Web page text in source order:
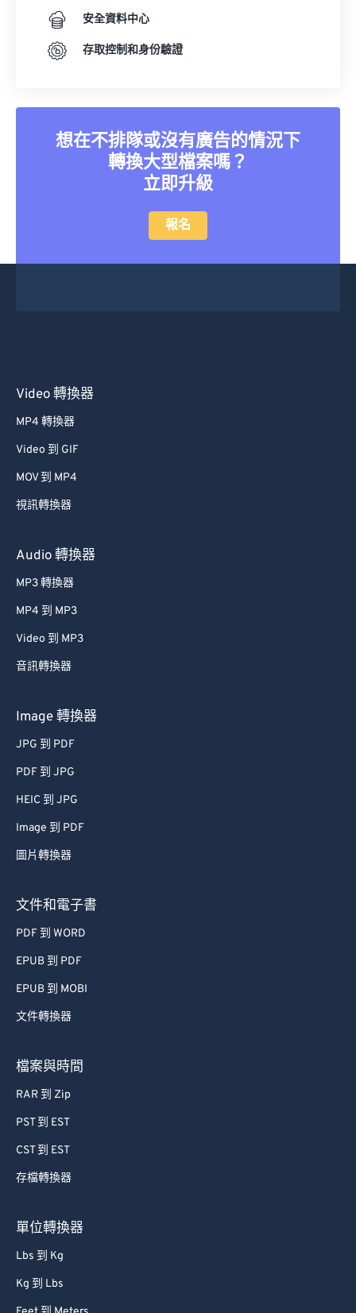
安全資料中心
存取控制和身份驗證
想在不排隊或沒有廣告的情況下
轉換大型檔案嗎？
立即升級
報名
Video 轉換器
MP4 轉換器
Video 到 GIF
MOV 到 MP4
視訊轉換器
Audio 轉換器
MP3 轉換器
MP4 到 MP3
Video 到 MP3
音訊轉換器
Image 轉換器
JPG 到 PDF
PDF 到 JPG
HEIC 到 JPG
Image 到 PDF
圖片轉換器
文件和電子書
PDF 到 WORD
EPUB 到 PDF
EPUB 到 MOBI
文件轉換器
檔案與時間
RAR 到 Zip
PST 到 EST
CST 到 EST
存檔轉換器
單位轉換器
Lbs 到 Kg
Kg 到 Lbs